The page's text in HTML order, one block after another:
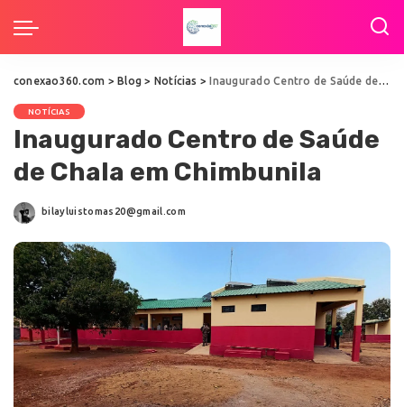
conexao360.com >Blog > Notícias >Inaugurado Centro de Saúde de Chala em Chimbunila
NOTÍCIAS
Inaugurado Centro de Saúde
de Chala em Chimbunila
bilayluistomas20@gmail.com